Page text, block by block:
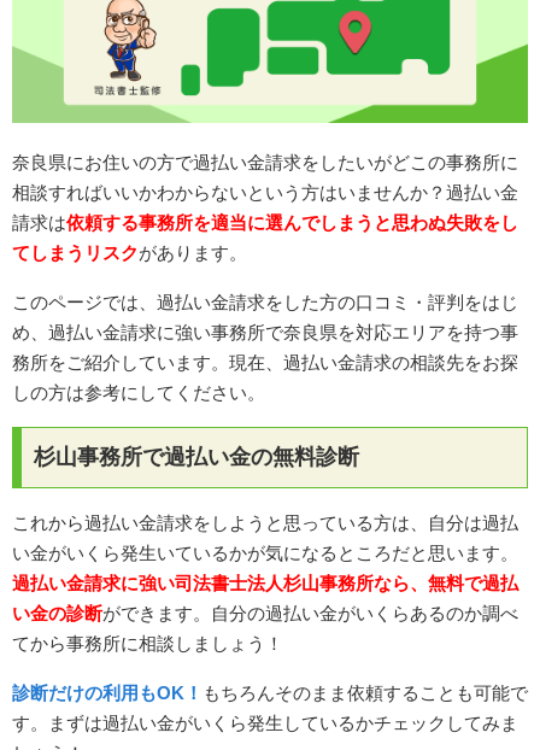
奈良県にお住いの方で過払い金請求をしたいがどこの事務所に
相談すればいいかわからないという方はいませんか？過払い金
請求は依頼する事務所を適当に選んでしまうと思わぬ失敗をし
てしまうリスクがあります。
このページでは、過払い金請求をした方の口コミ・評判をはじ
め、過払い金請求に強い事務所で奈良県を対応エリアを持つ事
務所をご紹介しています。現在、過払い金請求の相談先をお探
しの方は参考にしてください。
杉山事務所で過払い金の無料診断
これから過払い金請求をしようと思っている方は、自分は過払
い金がいくら発生いているかが気になるところだと思います。
過払い金請求に強い司法書士法人杉山事務所なら、無料で過払
い金の診断ができます。自分の過払い金がいくらあるのか調べ
てから事務所に相談しましょう！
診断だけの利用もOK！ もちろんそのまま依頼することも可能で
す。まずは過払い金がいくら発生しているかチェックしてみま